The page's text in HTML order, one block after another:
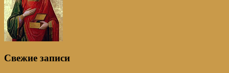
Свежие записи